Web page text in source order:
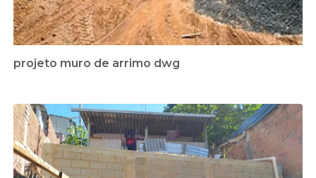
projeto muro de arrimo dwg